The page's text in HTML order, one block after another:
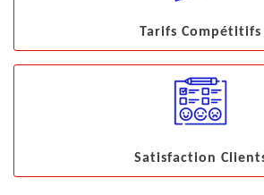
Tarifs Compétitifs
Satisfaction